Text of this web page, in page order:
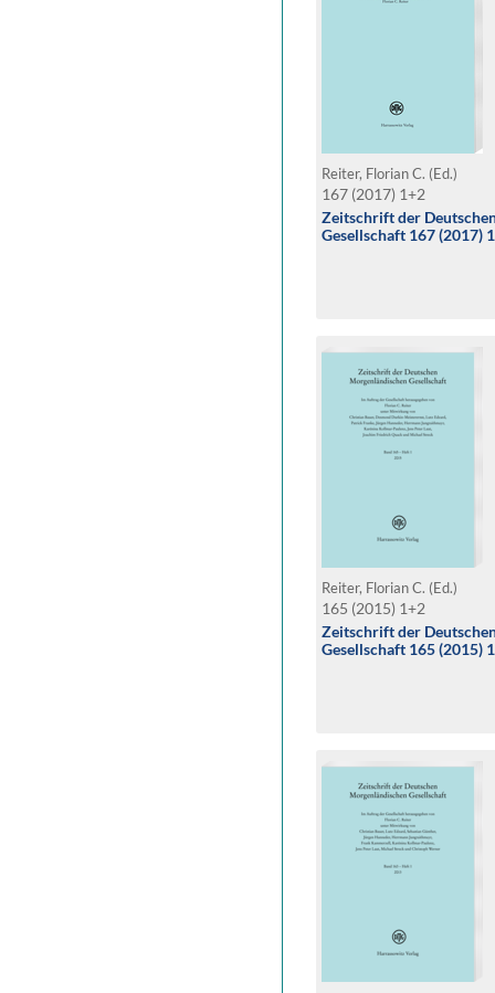
Reiter, Florian C. (Ed.)
167 (2017) 1+2
Zeitschrift der
Gesellschaft 167 (2017)
Reiter, Florian C. (Ed.)
165 (2015) 1+2
Zeitschrift der
Gesellschaft 165 (2015)